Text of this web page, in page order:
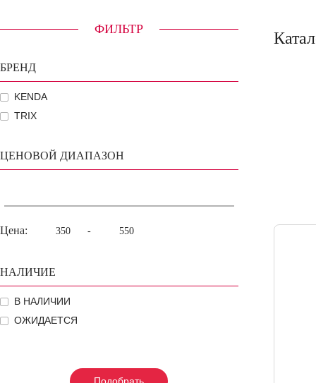
ФИЛЬТР
БРЕНД
KENDA
TRIX
ЦЕНОВОЙ ДИАПАЗОН
Цена: -
НАЛИЧИЕ
В НАЛИЧИИ
ОЖИДАЕТСЯ